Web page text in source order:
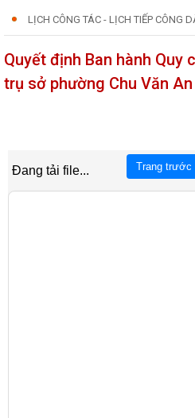
LỊCH CÔNG TÁC - LỊCH TIẾP CÔNG
Quyết định Ban hành Quy
trụ sở phường Chu Văn An